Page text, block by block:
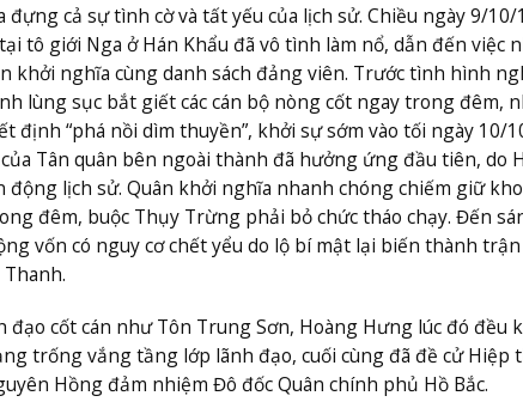
cả sự tình cờ và tất yếu của lịch sử. Chiều ngày 9/10/
tô giới Nga ở Hán Khẩu đã vô tình làm nổ, dẫn đến việc
khởi nghĩa cùng danh sách đảng viên. Trước tình hình
lùng sục bắt giết các cán bộ nòng cốt ngay trong đêm,
định “phá nồi dìm thuyền”, khởi sự sớm vào tối ngày 10/
Tân quân bên ngoài thành đã hưởng ứng đầu tiên, do
lịch sử. Quân khởi nghĩa nhanh chóng chiếm giữ
đêm, buộc Thụy Trừng phải bỏ chức tháo chạy. Đến
vốn có nguy cơ chết yểu do lộ bí mật lại biến thành
đạo cốt cán như Tôn Trung Sơn, Hoàng Hưng lúc đó đều
trống vắng tầng lớp lãnh đạo, cuối cùng đã đề cử Hiệp
Hồng đảm nhiệm Đô đốc Quân chính phủ Hồ Bắc.